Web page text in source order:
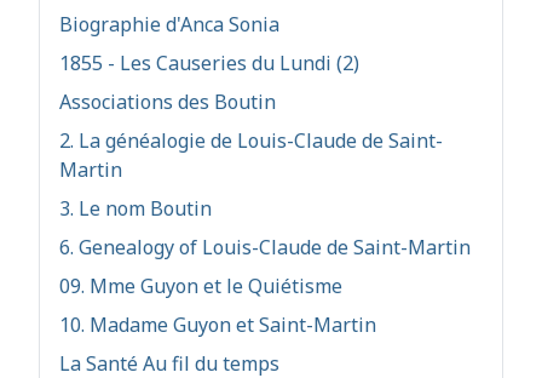
Biographie d'Anca Sonia
1855 - Les Causeries du Lundi (2)
Associations des Boutin
2. La généalogie de Louis-Claude de Saint-
Martin
3. Le nom Boutin
6. Genealogy of Louis-Claude de Saint-Martin
09. Mme Guyon et le Quiétisme
10. Madame Guyon et Saint-Martin
La Santé Au fil du temps